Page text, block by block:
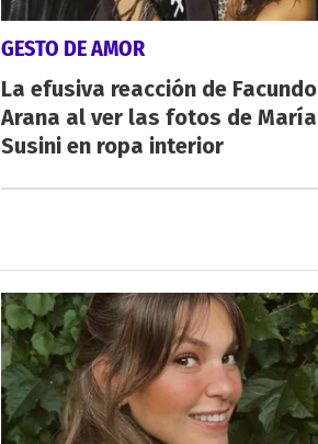
GESTO DE AMOR
La efusiva reacción de Facundo
Arana al ver las fotos de María
Susini en ropa interior